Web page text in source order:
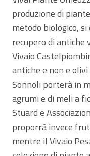
produzione di
metodo biologico,
recupero di
Vivaio
antiche e non e
Sonnoli porterà in
agrumi e di meli a
Stuard e
proporrà invece
mentre il Vivaio